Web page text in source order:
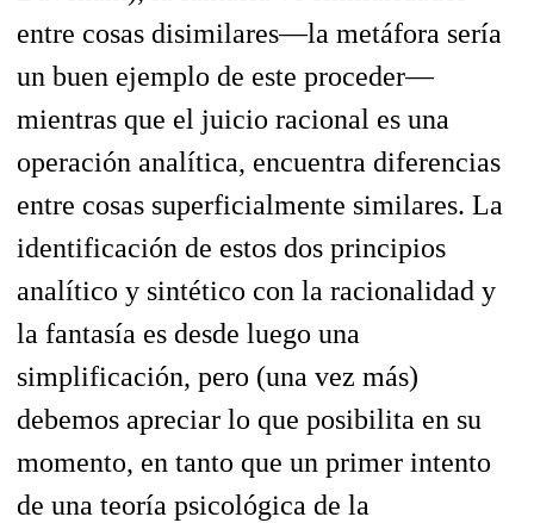
entre cosas disimilares—la metáfora sería
un buen ejemplo de este proceder—
mientras que el juicio racional es una
operación analítica, encuentra diferencias
entre cosas superficialmente similares. La
identificación de estos dos principios
analítico y sintético con la racionalidad y
la fantasía es desde luego una
simplificación, pero (una vez más)
debemos apreciar lo que posibilita en su
momento, en tanto que un primer intento
de una teoría psicológica de la